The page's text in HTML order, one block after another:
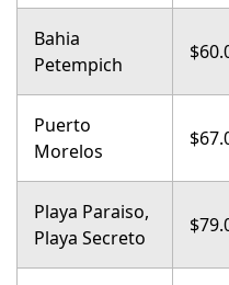
Bahia
Petempich
Puerto
Morelos
Playa Paraiso,
Playa Secreto